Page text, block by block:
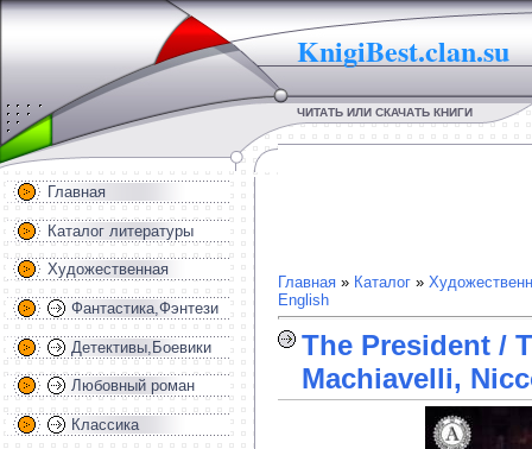
KnigiBest.clan.su
ЧИТАТЬ ИЛИ СКАЧАТЬ КНИГИ
Главная
Каталог литературы
Художественная
Фантастика,Фэнтези
Детективы,Боевики
Любовный роман
Классика
Главная » Каталог »
English
The President /
Machiavelli,